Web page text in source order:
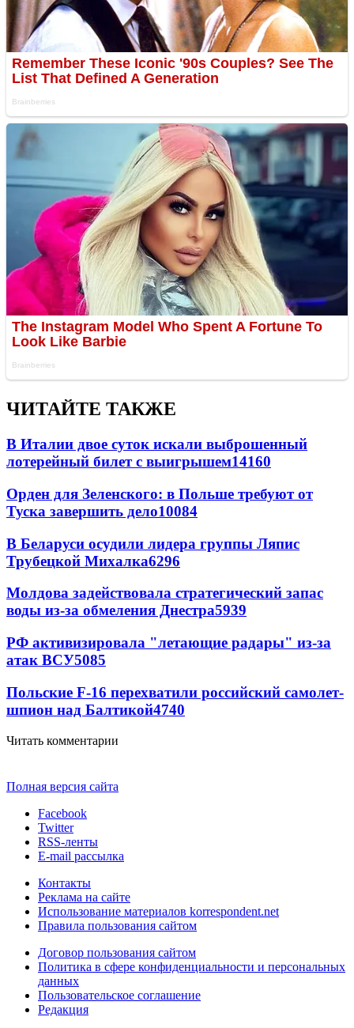
ЧИТАЙТЕ ТАКЖЕ
В Италии двое суток искали выброшенный
лотерейный билет с выигрышем14160
Орден для Зеленского: в Польше требуют от
Туска завершить дело10084
В Беларуси осудили лидера группы Ляпис
Трубецкой Михалка6296
Молдова задействовала стратегический запас
воды из-за обмеления Днестра5939
РФ активизировала "летающие радары" из-за
атак ВСУ5085
Польские F-16 перехватили российский самолет-
шпион над Балтикой4740
Читать комментарии
Полная версия сайта
Facebook
Twitter
RSS-ленты
E-mail рассылка
Контакты
Реклама на сайте
Использование материалов korrespondent.net
Правила пользования сайтом
Договор пользования сайтом
Политика в сфере конфиденциальности и персональных
данных
Пользовательское соглашение
Редакция